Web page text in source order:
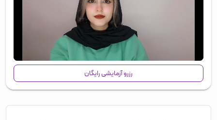
00:00 01:11
رزرو آزمایشی رایگان